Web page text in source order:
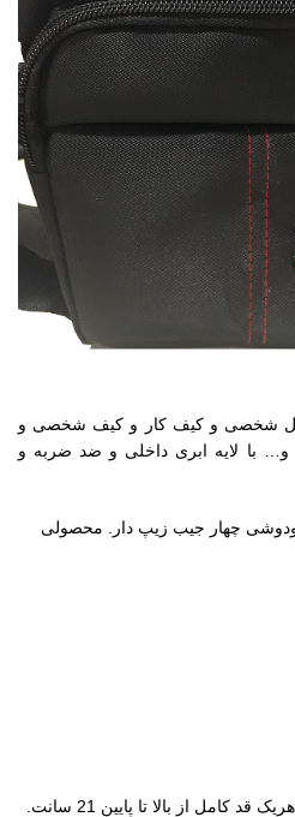
شخصی و کیف کار و کیف شخصی و
با لایه ابری داخلی و ضد ضربه و
چهار جیب زیپ دار. محصولی
از بالا تا پایین 21 سانت.